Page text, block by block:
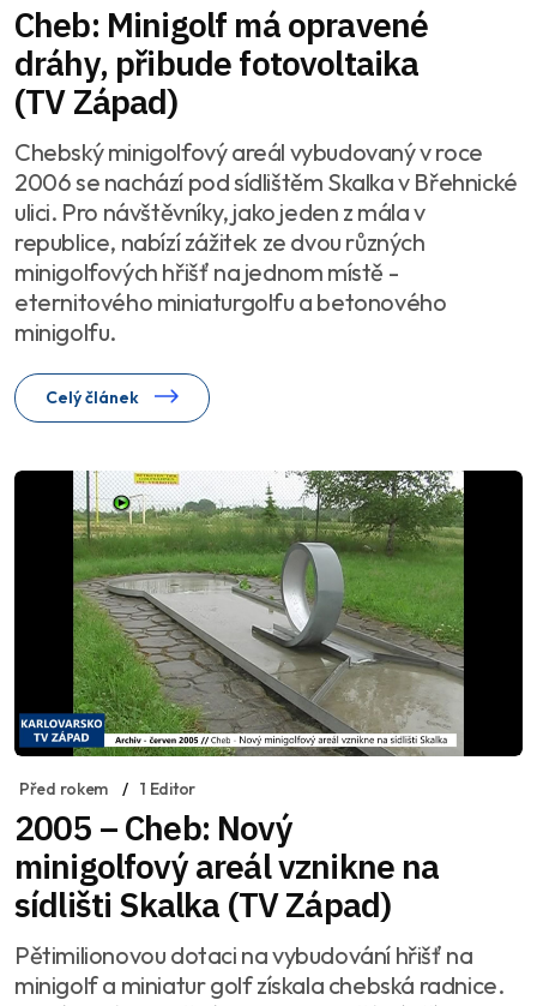
Cheb: Minigolf má opravené
dráhy, přibude fotovoltaika
(TV Západ)
Chebský minigolfový areál vybudovaný v roce
2006 se nachází pod sídlištěm Skalka v Břehnické
ulici. Pro návštěvníky, jako jeden z mála v
republice, nabízí zážitek ze dvou různých
minigolfových hřišť na jednom místě -
eternitového miniaturgolfu a betonového
minigolfu.
Celý článek
Před rokem 1 Editor
2005 – Cheb: Nový
minigolfový areál vznikne na
sídlišti Skalka (TV Západ)
Pětimilionovou dotaci na vybudování hřišť na
minigolf a miniatur golf získala chebská radnice.